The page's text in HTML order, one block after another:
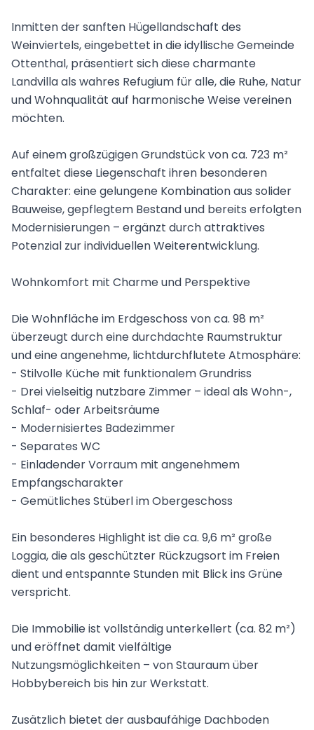
Inmitten der sanften Hügellandschaft des
Weinviertels, eingebettet in die idyllische Gemeinde
Ottenthal, präsentiert sich diese charmante
Landvilla als wahres Refugium für alle, die Ruhe, Natur
und Wohnqualität auf harmonische Weise vereinen
möchten.
Auf einem großzügigen Grundstück von ca. 723 m²
entfaltet diese Liegenschaft ihren besonderen
Charakter: eine gelungene Kombination aus solider
Bauweise, gepflegtem Bestand und bereits erfolgten
Modernisierungen – ergänzt durch attraktives
Potenzial zur individuellen Weiterentwicklung.
Wohnkomfort mit Charme und Perspektive
Die Wohnfläche im Erdgeschoss von ca. 98 m²
überzeugt durch eine durchdachte Raumstruktur
und eine angenehme, lichtdurchflutete Atmosphäre:
- Stilvolle Küche mit funktionalem Grundriss
- Drei vielseitig nutzbare Zimmer – ideal als Wohn-,
Schlaf- oder Arbeitsräume
- Modernisiertes Badezimmer
- Separates WC
- Einladender Vorraum mit angenehmem
Empfangscharakter
- Gemütliches Stüberl im Obergeschoss
Ein besonderes Highlight ist die ca. 9,6 m² große
Loggia, die als geschützter Rückzugsort im Freien
dient und entspannte Stunden mit Blick ins Grüne
verspricht.
Die Immobilie ist vollständig unterkellert (ca. 82 m²)
und eröffnet damit vielfältige
Nutzungsmöglichkeiten – von Stauraum über
Hobbybereich bis hin zur Werkstatt.
Zusätzlich bietet der ausbaufähige Dachboden